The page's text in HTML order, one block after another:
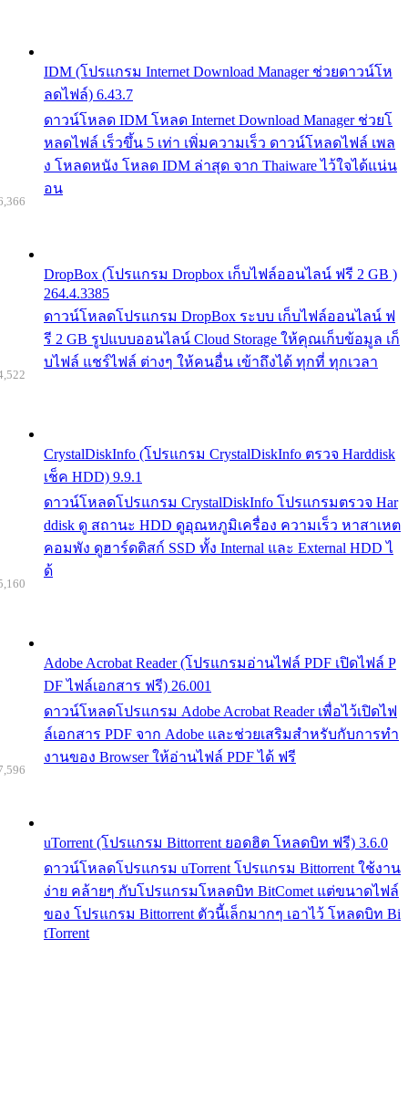
IDM (โปรแกรม Internet Download Manager ช่วยดาวน์โห
ลดไฟล์) 6.43.7
ดาวน์โหลด IDM โหลด Internet Download Manager ช่วยโ
หลดไฟล์ เร็วขึ้น 5 เท่า เพิ่มความเร็ว ดาวน์โหลดไฟล์ เพล
ง โหลดหนัง โหลด IDM ล่าสุด จาก Thaiware ไว้ใจได้แน่น
อน
DropBox (โปรแกรม Dropbox เก็บไฟล์ออนไลน์ ฟรี 2 GB )
264.4.3385
ดาวน์โหลดโปรแกรม DropBox ระบบ เก็บไฟล์ออนไลน์ ฟ
รี 2 GB รูปแบบออนไลน์ Cloud Storage ให้คุณเก็บข้อมูล เก็
บไฟล์ แชร์ไฟล์ ต่างๆ ให้คนอื่น เข้าถึงได้ ทุกที่ ทุกเวลา
CrystalDiskInfo (โปรแกรม CrystalDiskInfo ตรวจ Harddisk
เช็ค HDD) 9.9.1
ดาวน์โหลดโปรแกรม CrystalDiskInfo โปรแกรมตรวจ Har
ddisk ดู สถานะ HDD ดูอุณหภูมิเครื่อง ความเร็ว หาสาเหต
คอมพัง ดูฮาร์ดดิสก์ SSD ทั้ง Internal และ External HDD ไ
ด้
Adobe Acrobat Reader (โปรแกรมอ่านไฟล์ PDF เปิดไฟล์ P
DF ไฟล์เอกสาร ฟรี) 26.001
ดาวน์โหลดโปรแกรม Adobe Acrobat Reader เพื่อไว้เปิดไฟ
ล์เอกสาร PDF จาก Adobe และช่วยเสริมสำหรับกับการทำ
งานของ Browser ให้อ่านไฟล์ PDF ได้ ฟรี
uTorrent (โปรแกรม Bittorrent ยอดฮิต โหลดบิท ฟรี) 3.6.0
ดาวน์โหลดโปรแกรม uTorrent โปรแกรม Bittorrent ใช้งาน
ง่าย คล้ายๆ กับโปรแกรมโหลดบิท BitComet แต่ขนาดไฟล์
ของ โปรแกรม Bittorrent ตัวนี้เล็กมากๆ เอาไว้ โหลดบิท Bi
tTorrent